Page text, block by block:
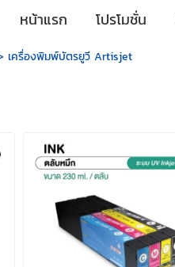
หน้าแรก โปรโมชั่น
เครื่องพิมพ์บัตรยูวี Artisjet